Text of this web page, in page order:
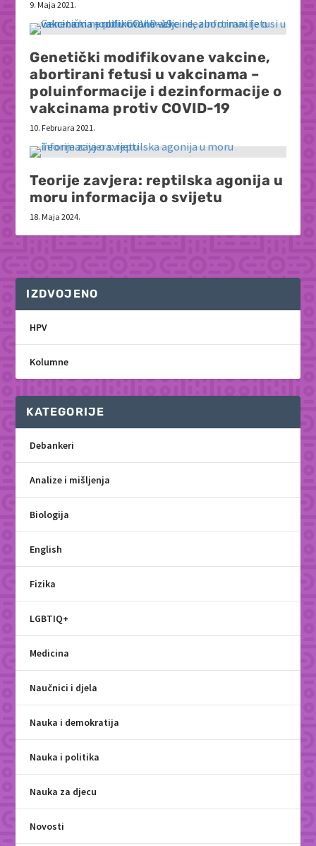
9. Maja 2021.
Genetički modifikovane vakcine,
abortirani fetusi u vakcinama –
poluinformacije i dezinformacije o
vakcinama protiv COVID-19
10. Februara 2021.
Teorije zavjera: reptilska agonija u
moru informacija o svijetu
18. Maja 2024.
IZDVOJENO
HPV
Kolumne
KATEGORIJE
Debankeri
Analize i mišljenja
Biologija
English
Fizika
LGBTIQ+
Medicina
Naučnici i djela
Nauka i demokratija
Nauka i politika
Nauka za djecu
Novosti